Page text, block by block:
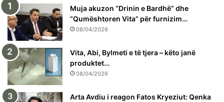
Muja akuzon “Drinin e Bardhë” dhe
“Qumështoren Vita” për furnizim…
08/04/2026
Vita, Abi, Bylmeti e të tjera – këto janë
produktet…
08/04/2026
Arta Avdiu i reagon Fatos Kryeziut: Qenka